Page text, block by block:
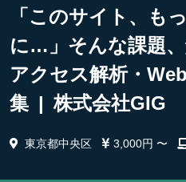
「このサイト、も
に…」そんな課題
アクセス解析・
集 | 株式会社GIG
東京都中央区 3,000円 〜